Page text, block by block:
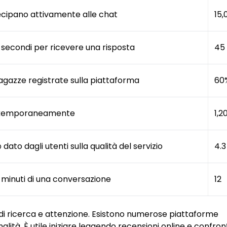
attivamente alle chat
per ricevere una risposta 45
registrate sulla piattaforma
dato dagli utenti sulla qualità del servizio
di una conversazione 12
ricerca e attenzione. Esistono numerose piattaforme